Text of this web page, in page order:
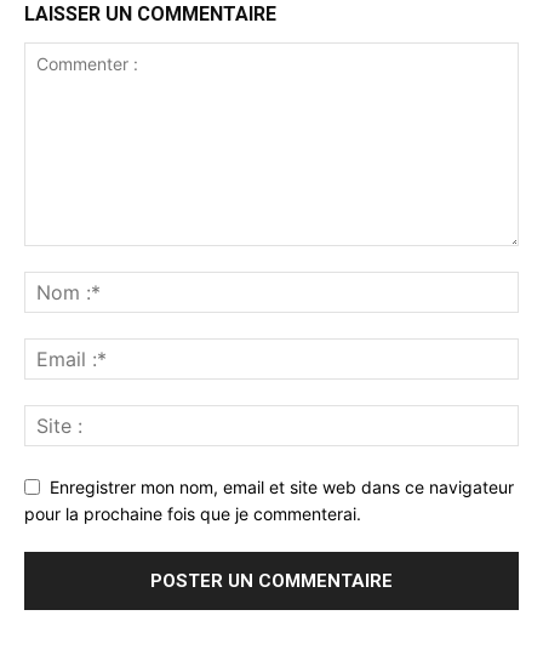
LAISSER UN COMMENTAIRE
Enregistrer mon nom, email et site web dans ce navigateur
pour la prochaine fois que je commenterai.